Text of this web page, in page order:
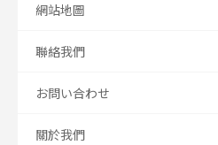
網站地圖
聯絡我們
お問い合わせ
關於我們